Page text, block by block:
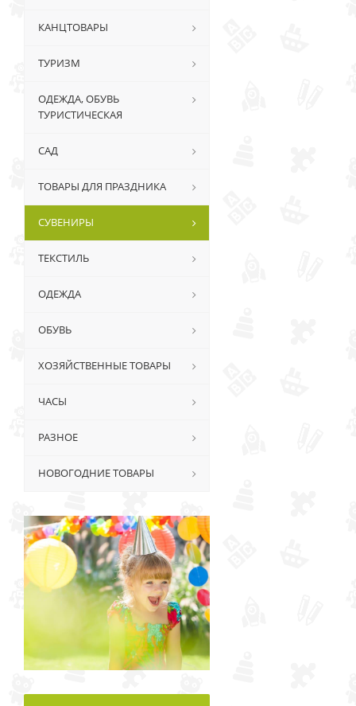
КАНЦТОВАРЫ
ТУРИЗМ
ОДЕЖДА, ОБУВЬ
ТУРИСТИЧЕСКАЯ
САД
ТОВАРЫ ДЛЯ ПРАЗДНИКА
СУВЕНИРЫ
ТЕКСТИЛЬ
ОДЕЖДА
ОБУВЬ
ХОЗЯЙСТВЕННЫЕ ТОВАРЫ
ЧАСЫ
РАЗНОЕ
НОВОГОДНИЕ ТОВАРЫ